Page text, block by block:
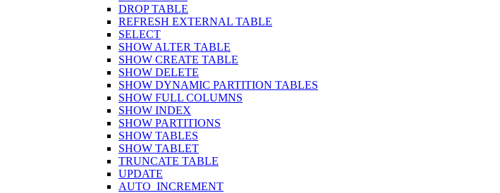
DROP TABLE
REFRESH EXTERNAL TABLE
SELECT
SHOW ALTER TABLE
SHOW CREATE TABLE
SHOW DELETE
SHOW DYNAMIC PARTITION TABLES
SHOW FULL COLUMNS
SHOW INDEX
SHOW PARTITIONS
SHOW TABLES
SHOW TABLET
TRUNCATE TABLE
UPDATE
AUTO_INCREMENT